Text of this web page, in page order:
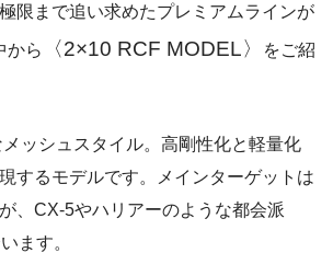
限まで追い求めたプレミアムラインが
から 〈2×10 RCF MODEL〉
をご紹
ッシュスタイル。高剛性化と軽量化
するモデルです。メインターゲットは
、CX-5やハリアーのような都会派
ます。